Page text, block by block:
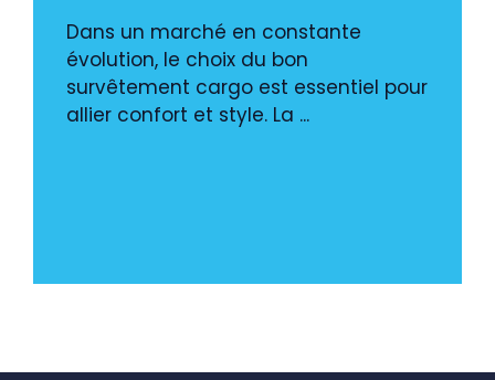
Dans un marché en constante
évolution, le choix du bon
survêtement cargo est essentiel pour
allier confort et style. La ...